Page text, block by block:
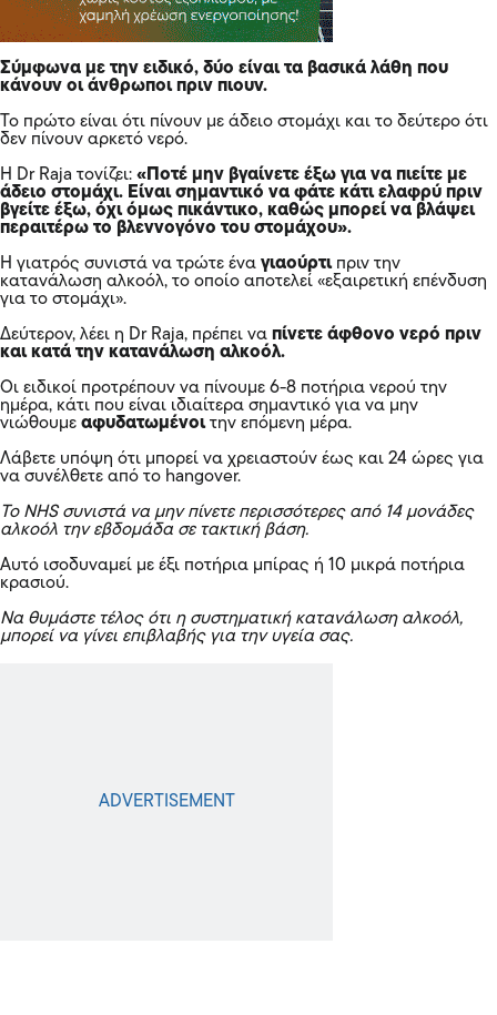
Σύμφωνα με την ειδικό, δύο είναι τα βασικά λάθη που
κάνουν οι άνθρωποι πριν πιουν.
Το πρώτο είναι ότι πίνουν με άδειο στομάχι και το δεύτερο ότι
δεν πίνουν αρκετό νερό.
Η Dr Raja τονίζει: «Ποτέ μην βγαίνετε έξω για να πιείτε με
άδειο στομάχι. Είναι σημαντικό να φάτε κάτι ελαφρύ πριν
βγείτε έξω, όχι όμως πικάντικο, καθώς μπορεί να βλάψει
περαιτέρω το βλεννογόνο του στομάχου».
Η γιατρός συνιστά να τρώτε ένα γιαούρτι πριν την
κατανάλωση αλκοόλ, το οποίο αποτελεί «εξαιρετική επένδυση
για το στομάχι».
Δεύτερον, λέει η Dr Raja, πρέπει να πίνετε άφθονο νερό πριν
και κατά την κατανάλωση αλκοόλ.
Οι ειδικοί προτρέπουν να πίνουμε 6-8 ποτήρια νερού την
ημέρα, κάτι που είναι ιδιαίτερα σημαντικό για να μην
νιώθουμε αφυδατωμένοιτην επόμενη μέρα.
Λάβετε υπόψη ότι μπορεί να χρειαστούν έως και 24 ώρες για
να συνέλθετε από το hangover.
Το NHS συνιστά να μην πίνετε περισσότερες από 14 μονάδες
αλκοόλ την εβδομάδα σε τακτική βάση.
Αυτό ισοδυναμεί με έξι ποτήρια μπίρας ή 10 μικρά ποτήρια
κρασιού.
Να θυμάστε τέλος ότι η συστηματική κατανάλωση αλκοόλ,
μπορεί να γίνει επιβλαβής για την υγεία σας.